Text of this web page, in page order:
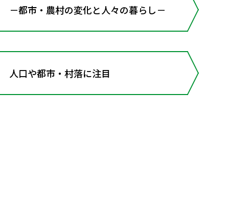
市・農村の変化と人々の暮らし－
や都市・村落に注目